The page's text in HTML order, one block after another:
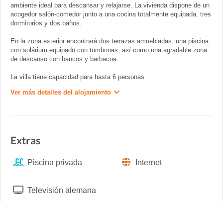
ambiente ideal para descansar y relajarse. La vivienda dispone de un
acogedor salón-comedor junto a una cocina totalmente equipada, tres
dormitorios y dos baños.
En la zona exterior encontrará dos terrazas amuebladas, una piscina
con solárium equipado con tumbonas, así como una agradable zona
de descanso con bancos y barbacoa.
La villa tiene capacidad para hasta 6 personas.
Ver más detalles del alojamiento
Extras
Piscina privada Internet
Televisión alemana